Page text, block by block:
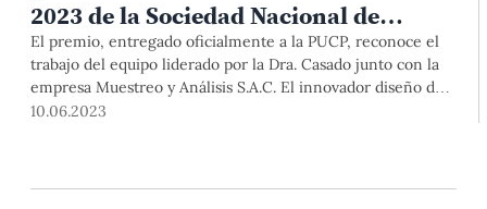
2023 de la Sociedad Nacional de
Industrias
El premio, entregado oficialmente a la PUCP, reconoce el
trabajo del equipo liderado por la Dra. Casado junto con la
empresa Muestreo y Análisis S.A.C. El innovador diseño de
contenedor de muestras médicas protege mejor el
10.06.2023